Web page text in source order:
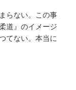
らない。この事
道』のイメージ
てない。本当に
件に揺れる柔道界